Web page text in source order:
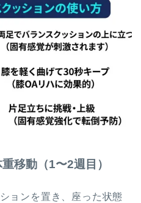
移動（1〜2週目）
ョンを置き、座った状態